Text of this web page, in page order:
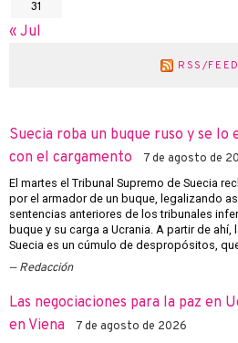
31
« Jul
RSS/
Suecia roba un buque ruso y se lo
con el cargamento
7 de agosto de
El martes el Tribunal Supremo de Suecia
por el armador de un buque, legalizando
sentencias anteriores de los tribunales
buque y su carga a Ucrania. A partir de
Suecia es un cúmulo de despropósitos,
Redacción
Las negociaciones para la paz en
en Viena
7 de agosto de 2026